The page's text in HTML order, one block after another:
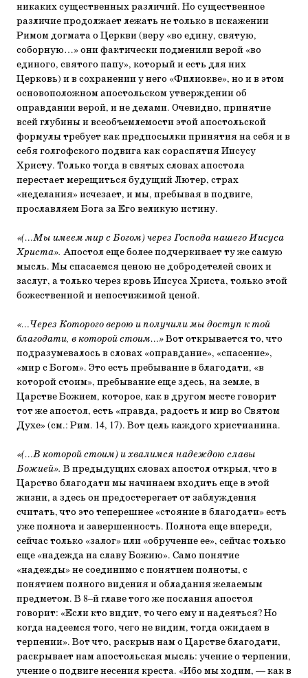
никаких существенных различий. Но существенное
различие продолжает лежать не только в искажении
Римом догмата о Церкви (веру «во едину, святую,
соборную…» они фактически подменили верой «во
единого, святого папу», который и есть для них
Церковь) и в сохранении у него «Филиокве», но и в этом
основоположном апостольском утверждении об
оправдании верой, и не делами. Очевидно, принятие
всей глубины и всеобъемлемости этой апостольской
формулы требует как предпосылки принятия на себя и в
себя голгофского подвига как сораспятия Иисусу
Христу. Только тогда в святых словах апостола
перестает мерещиться будущий Лютер, страх
«неделания» исчезает, и мы, пребывая в подвиге,
прославляем Бога за Его великую истину.
«(…Мы имеем мир с Богом) через Господа нашего Иисуса
Христа». Апостол еще более подчеркивает ту же самую
мысль. Мы спасаемся ценою не добродетелей своих и
заслуг, а только через кровь Иисуса Христа, только этой
божественной и непостижимой ценой.
«…Через Которого верою и получили мы доступ к той
благодати, в которой стоим…»Вот открывается то, что
подразумевалось в словах «оправдание», «спасение»,
«мир с Богом». Это есть пребывание в благодати, «в
которой стоим», пребывание еще здесь, на земле, в
Царстве Божием, которое, как в другом месте говорит
тот же апостол, есть «правда, радость и мир во Святом
Духе» (см.: Рим. 14, 17). Вот цель каждого христианина.
«(…В которой стоим) и хвалимся надеждою славы
Божией». В предыдущих словах апостол открыл, что в
Царство благодати мы начинаем входить еще в этой
жизни, а здесь он предостерегает от заблуждения
считать, что это теперешнее «стояние в благодати» есть
уже полнота и завершенность. Полнота еще впереди,
сейчас только «залог» или «обручение ее», сейчас только
еще «надежда на славу Божию». Само понятие
«надежды» не соединимо с понятием полноты, с
понятием полного видения и обладания желаемым
предметом. В 8–й главе того же послания апостол
говорит: «Если кто видит, то чего ему и надеяться? Но
когда надеемся того, чего не видим, тогда ожидаем в
терпении». Вот что, раскрыв нам о Царстве благодати,
раскрывает нам апостольская мысль: учение о терпении,
учение о подвиге несения креста. «Ибо мы ходим, — как в